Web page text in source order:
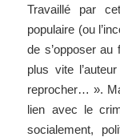
Travaillé par
populaire (ou
de s’opposer au
plus vite
reprocher… ».
lien avec le
socialement,